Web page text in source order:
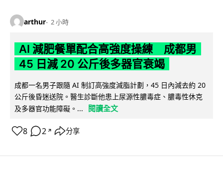
arthur 2 小時
AI 減肥餐單配合高強度操練 成都男
45 日減 20 公斤後多器官衰竭
成都一名男子跟隨 AI 制訂高強度減脂計劃，45 日內減去約 20
公斤後昏迷送院。醫生診斷他患上尿源性膿毒症、膿毒性休克
及多器官功能障礙。...
閱讀全文
8 2 ↗ 分享